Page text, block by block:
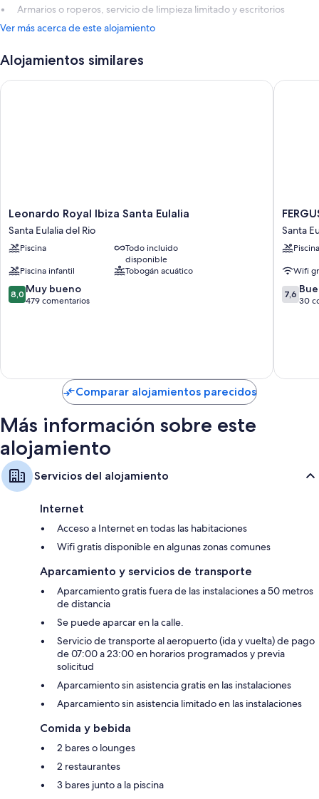
Armarios o roperos, servicio de limpieza limitado y escritorios
Ver más acerca de este alojamiento
Alojamientos similares
Leonardo
Royal
Ibiza
Santa
Santa
Eulalia
del
Leonardo Royal Ibiza Santa Eulalia
Santa Eulalia del Rio
Piscina
Todo incluido
disponible
Piscina infantil
Tobogán acuático
8.0
sobre
8,0 Muy bueno
479 comentarios
Leonardo Royal Ibiza Santa Eulalia
FERGUS
Style
Punta
Arabi
Eulalia
del
Rio
Santa
Piscina
Wifi
7.6
sobre
7,6
30
Comparar alojamientos parecidos
Más información sobre este
alojamiento
Servicios del alojamiento
Internet
Acceso a Internet en todas las habitaciones
Wifi gratis disponible en algunas zonas comunes
Aparcamiento y servicios de transporte
Aparcamiento gratis fuera de las instalaciones a 50 metros
de distancia
Se puede aparcar en la calle.
Servicio de transporte al aeropuerto (ida y vuelta) de pago
de 07:00 a 23:00 en horarios programados y previa
solicitud
Aparcamiento sin asistencia gratis en las instalaciones
Aparcamiento sin asistencia limitado en las instalaciones
Comida y bebida
2 bares o lounges
2 restaurantes
3 bares junto a la piscina